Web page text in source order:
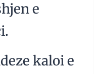
e
kaloi e